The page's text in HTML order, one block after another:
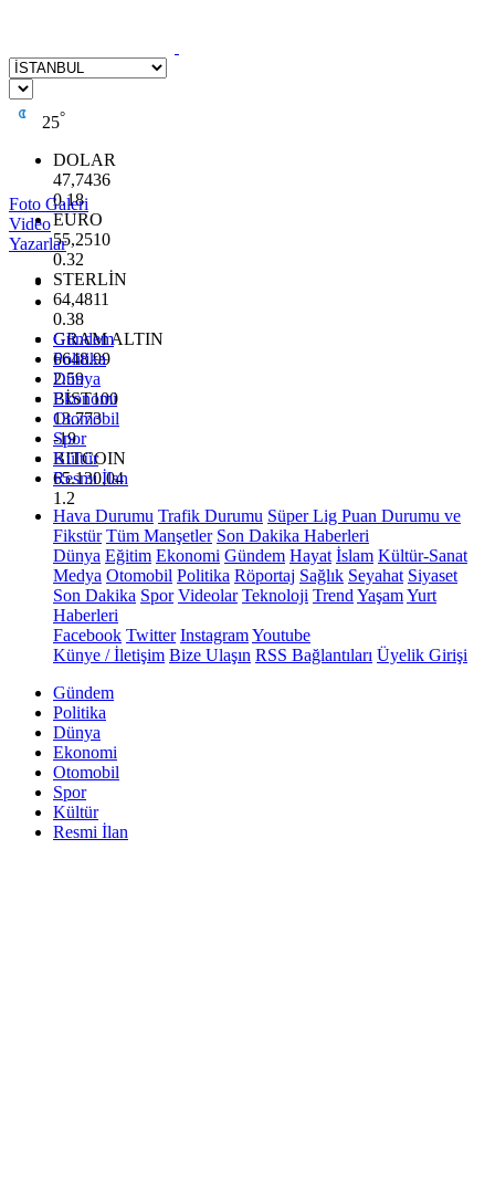
25°
DOLAR
47,7436
0.18
EURO
55,2510
0.32
STERLİN
64,4811
0.38
GRAM ALTIN
6648.99
2.59
BİST100
13.773
-19
BITCOIN
65.130,04
1.2
Foto Galeri
Video
Yazarlar
Gündem
Politika
Dünya
Ekonomi
Otomobil
Spor
Kültür
Resmi İlan
Hava Durumu Trafik Durumu Süper Lig Puan Durumu ve
Fikstür Tüm Manşetler Son Dakika Haberleri
Dünya Eğitim Ekonomi Gündem Hayat İslam Kültür-Sanat
Medya Otomobil Politika Röportaj Sağlık Seyahat Siyaset
Son Dakika Spor Videolar Teknoloji Trend YaşamYurt
Haberleri
Facebook Twitter InstagramYoutube
Künye / İletişim Bize Ulaşın RSS Bağlantıları Üyelik Girişi
Gündem
Politika
Dünya
Ekonomi
Otomobil
Spor
Kültür
Resmi İlan